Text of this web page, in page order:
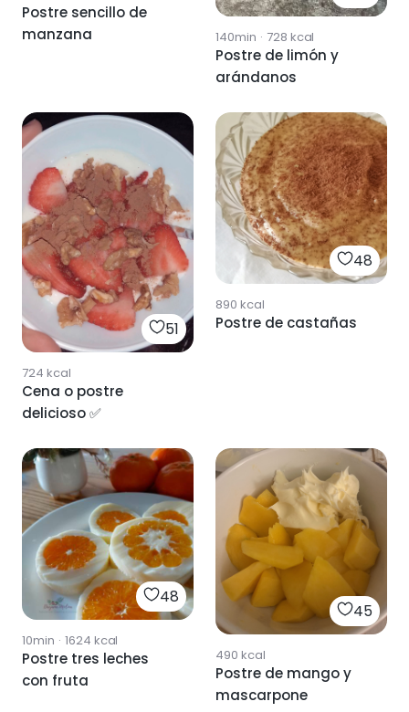
Postre sencillo de
manzana
140min · 728 kcal
Postre de limón y
arándanos
51
724 kcal
Cena o postre
delicioso ✅
48
890 kcal
Postre de castañas
48
10min · 1624 kcal
Postre tres leches
con fruta
45
490 kcal
Postre de mango y
mascarpone